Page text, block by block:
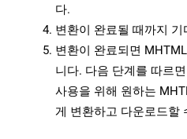
다.
변환이 완료될 때까지 기
변환이 완료되면
니다. 다음 단계를 따르
사용을 위해 원하는
게 변환하고 다운로드할